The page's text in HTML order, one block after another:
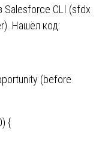
Salesforce CLI (sfdx
Нашёл код:
(before
{